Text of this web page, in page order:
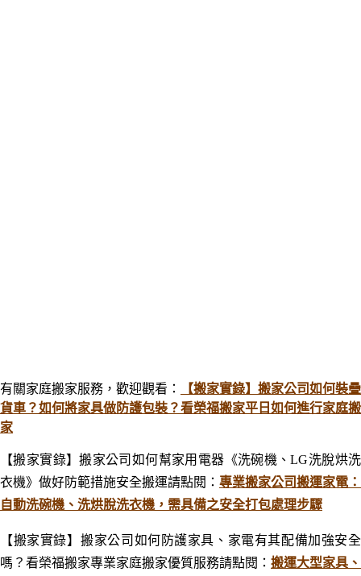
有關家庭搬家服務，歡迎觀看：
【搬家實錄】搬家公司如何裝疊
貨車？如何將家具做防護包裝？看榮福搬家平日如何進行家庭搬
家
【搬家實錄】搬家公司如何幫家用電器《洗碗機、LG洗脫烘洗
衣機》做好防範措施安全搬運請點閱： 專業搬家公司搬運家電：
自動洗碗機、洗烘脫洗衣機，需具備之安全打包處理步驟
【搬家實錄】 搬家公司如何防護家具、家電有其配備加強安全
嗎？看榮福搬家專業家庭搬家優質服務請點閱： 搬運大型家具、